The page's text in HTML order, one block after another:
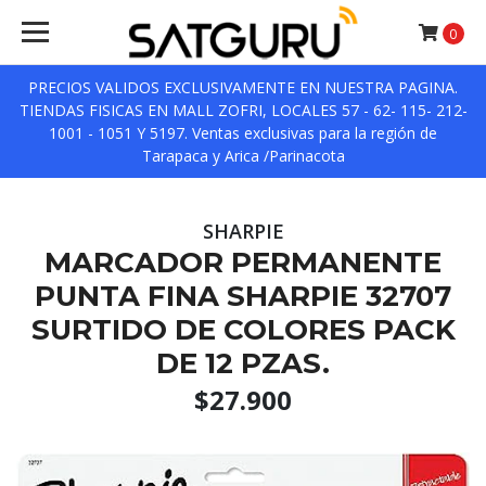
PRECIOS VALIDOS EXCLUSIVAMENTE EN NUESTRA PAGINA.
TIENDAS FISICAS EN MALL ZOFRI, LOCALES 57 - 62- 115- 212-
1001 - 1051 Y 5197. Ventas exclusivas para la región de
Tarapaca y Arica /Parinacota
0
SHARPIE
MARCADOR PERMANENTE
PUNTA FINA SHARPIE 32707
SURTIDO DE COLORES PACK
DE 12 PZAS.
$27.900